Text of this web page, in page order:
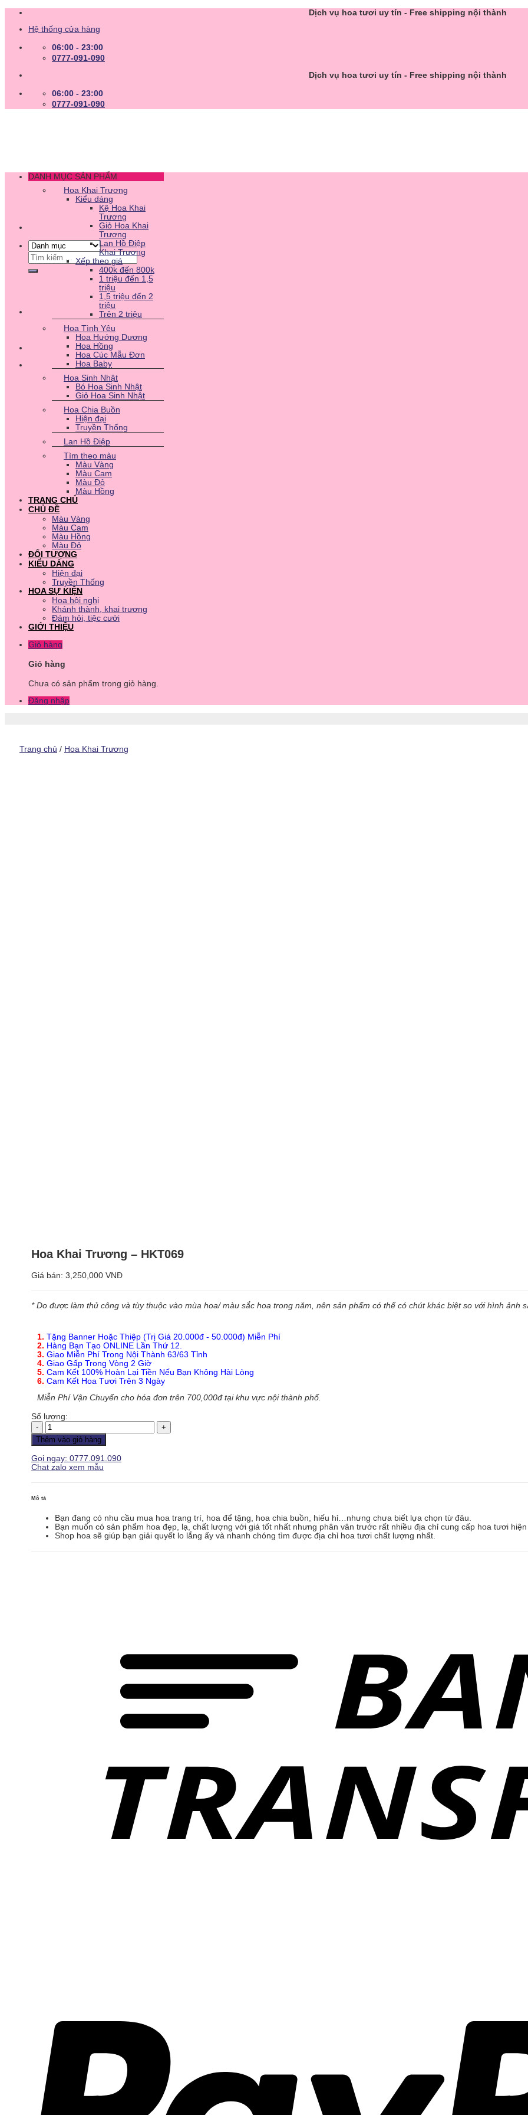
Skip
content
Dịch vụ hoa tươi uy tín - Free shipping nội thành
Hệ thống cửa hàng
06:00 - 23:00
0777-091-090
Dịch vụ hoa tươi uy tín - Free shipping nội thành
06:00 - 23:00
0777-091-090
Tìm
kiếm:
DANH MỤC SẢN PHẨM
Hoa Khai Trương
Kiểu dáng
Kệ Hoa Khai
Trương
Giỏ Hoa Khai
Trương
Lan Hồ Điệp
Khai Trương
Xếp theo giá
400k đến 800k
1 triệu đến 1,5
triệu
1,5 triệu đến 2
triệu
Trên 2 triệu
Hoa Tình Yêu
Hoa Hướng Dương
Hoa Hồng
Hoa Cúc Mẫu Đơn
Hoa Baby
Hoa Sinh Nhật
Bó Hoa Sinh Nhật
Giỏ Hoa Sinh Nhật
Hoa Chia Buồn
Hiện đại
Truyền Thống
Lan Hồ Điệp
Tìm theo màu
Màu Vàng
Màu Cam
Màu Đỏ
Màu Hồng
TRANG CHỦ
CHỦ ĐỀ
Màu Vàng
Màu Cam
Màu Hồng
Màu Đỏ
ĐỐI TƯỢNG
KIỂU DÁNG
Hiện đại
Truyền Thống
HOA SỰ KIỆN
Hoa hội nghị
Khánh thành, khai trương
Đám hỏi, tiệc cưới
GIỚI THIỆU
Giỏ hàng
Giỏ hàng
Chưa có sản phẩm trong giỏ hàng.
Đăng nhập
Trang chủ / Hoa Khai Trương
Hoa Khai Trương – HKT069
Giá bán: 3,250,000 VNĐ
* Do được làm thủ công và tùy thuộc vào mùa hoa/ màu sắc hoa trong năm, nên sản phẩm có thể có chút khác biệt so với hình ảnh
1. Tặng Banner Hoặc Thiệp (Trị Giá 20.000đ - 50.000đ) Miễn Phí
2. Hàng Bạn Tạo ONLINE Lần Thứ 12.
3. Giao Miễn Phí Trong Nội Thành 63/63 Tỉnh
4. Giao Gấp Trong Vòng 2 Giờ
5. Cam Kết 100% Hoàn Lại Tiền Nếu Bạn Không Hài Lòng
6. Cam Kết Hoa Tươi Trên 3 Ngày
Miễn Phí Vận Chuyển cho hóa đơn trên 700,000đ tại khu vực nội thành phố.
Số lượng:
Hoa
Khai
Trương
HKT069
số
Thêm vào giỏ hàng
Gọi ngay: 0777.091.090
Chat zalo xem mẫu
Mô tả
Bạn đang có nhu cầu mua hoa trang trí, hoa để tặng, hoa chia buồn, hiếu hỉ…nhưng chưa biết lựa chọn từ đâu.
Bạn muốn có sản phẩm hoa đẹp, lạ, chất lượng với giá tốt nhất nhưng phân vân trước rất nhiều địa chỉ cung cấp hoa tươi hiện
Shop hoa sẽ giúp bạn giải quyết lo lắng ấy và nhanh chóng tìm được địa chỉ hoa tươi chất lượng nhất.